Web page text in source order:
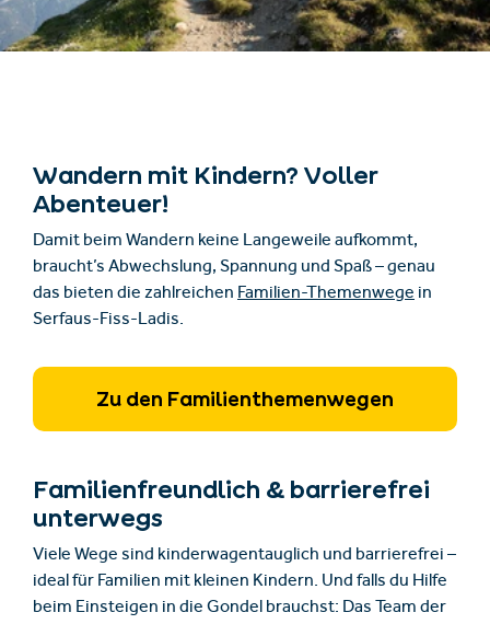
Wandern mit Kindern? Voller
Abenteuer!
Damit beim Wandern keine Langeweile aufkommt,
braucht’s Abwechslung, Spannung und Spaß – genau
das bieten die zahlreichen Familien-Themenwege in
Serfaus-Fiss-Ladis.
Zu den Familienthemenwegen
Familienfreundlich & barrierefrei
unterwegs
Viele Wege sind kinderwagentauglich und barrierefrei –
ideal für Familien mit kleinen Kindern. Und falls du Hilfe
beim Einsteigen in die Gondel brauchst: Das Team der